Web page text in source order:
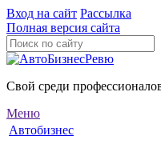
Вход на сайт Рассылка
Полная версия сайта
Свой среди
Меню
Автобизнес